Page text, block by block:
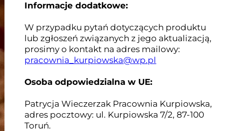
Informacje dodatkowe:
W przypadku pytań dotyczących produktu
lub zgłoszeń związanych z jego aktualizacją,
prosimy o kontakt na adres mailowy:
pracownia_kurpiowska@wp.pl
Osoba odpowiedzialna w UE:
Patrycja Wieczerzak Pracownia Kurpiowska,
adres pocztowy: ul. Kurpiowska 7/2, 87-100
Toruń.